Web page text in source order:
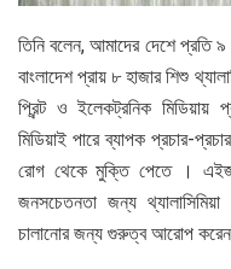
তিনি বলেন, আমাদের দেশে প্রতি
বাংলাদেশ প্রায় ৮ হাজার শিশু
প্রিন্ট ও ইলেকট্রনিক মিডিয়ায়
মিডিয়াই পারে ব্যাপক প্রচার-
রোগ থেকে মুক্তি পেতে ।
জনসচেতনতা জন্য থ্যালাসিমিয়া
চালানোর জন্য গুরুত্ব আরোপ